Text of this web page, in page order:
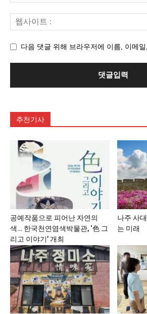
다음 댓글 위해 브라우저에 이름, 이메
추천기사
공예작품으로 피어난 자연의
색… 한국천연염색박물관, ‘色 그
리고 이야기’ 개최
나주 사
는 미래